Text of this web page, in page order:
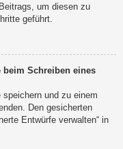
um diesen zu
geführt.
beim Schreiben eines
und zu einem
Den gesicherten
Entwürfe verwalten“ in